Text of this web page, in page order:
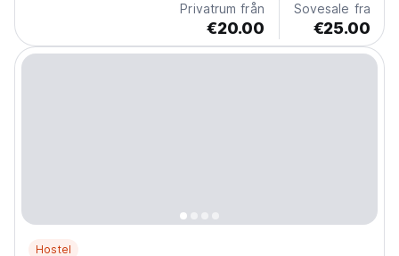
Privatrum från
€20.00
Sovesale fra
€25.00
Hostel